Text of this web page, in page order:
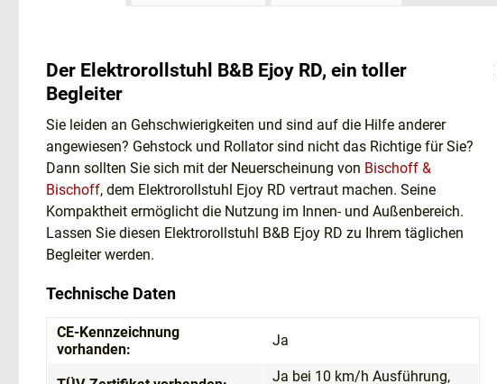
Der Elektrorollstuhl B&B Ejoy RD, ein toller
Begleiter
Sie leiden an Gehschwierigkeiten und sind auf die Hilfe anderer
angewiesen? Gehstock und Rollator sind nicht das Richtige für Sie?
Dann sollten Sie sich mit der Neuerscheinung von Bischoff &
Bischoff, dem Elektrorollstuhl Ejoy RD vertraut machen. Seine
Kompaktheit ermöglicht die Nutzung im Innen- und Außenbereich.
Lassen Sie diesen Elektrorollstuhl B&B Ejoy RD zu Ihrem täglichen
Begleiter werden.
Technische Daten
CE-Kennzeichnung
vorhanden:
Ja
Ja bei 10 km/h Ausführung,